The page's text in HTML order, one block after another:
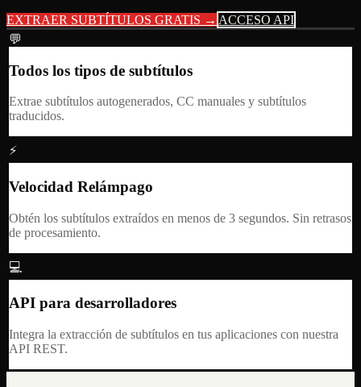
EXTRAER SUBTÍTULOS GRATIS → ACCESO API
💬
Todos los tipos de subtítulos
Extrae subtítulos autogenerados, CC manuales y subtítulos
traducidos.
⚡
Velocidad Relámpago
Obtén los subtítulos extraídos en menos de 3 segundos. Sin retrasos
de procesamiento.
💻
API para desarrolladores
Integra la extracción de subtítulos en tus aplicaciones con nuestra
API REST.